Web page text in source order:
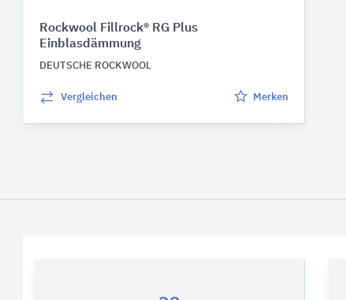
Rockwool Fillrock® RG Plus
Einblasdämmung
DEUTSCHE ROCKWOOL
Vergleichen Merken